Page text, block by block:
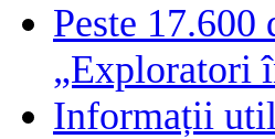
Peste
„Exploratori
Informații